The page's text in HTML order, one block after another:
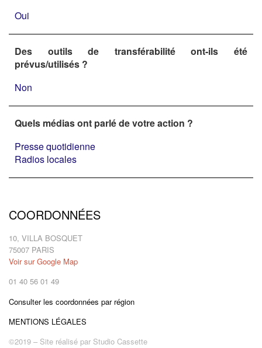
Oui
Des outils de transférabilité ont-ils été
prévus/utilisés ?
Non
Quels médias ont parlé de votre action ?
Presse quotidienne
Radios locales
COORDONNÉES
10, VILLA BOSQUET
75007 PARIS
Voir sur Google Map
01 40 56 01 49
Consulter les coordonnées par région
MENTIONS LÉGALES
©2019 – Site réalisé par Studio Cassette